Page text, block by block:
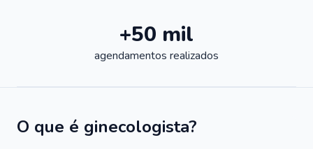
+50 mil
agendamentos realizados
O que é ginecologista?